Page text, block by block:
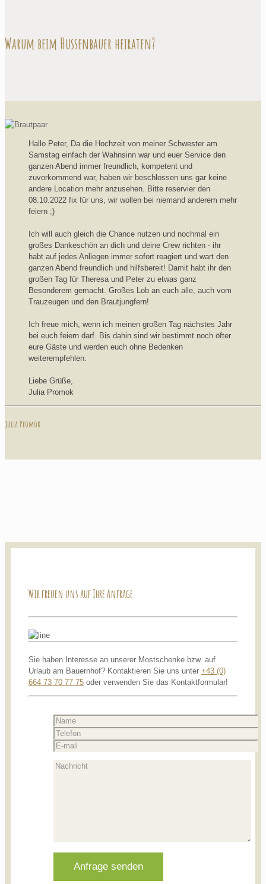
Warum beim Hussenbauer heiraten?
Hallo Peter, Da die Hochzeit von meiner Schwester am
Samstag einfach der Wahnsinn war und euer Service den
ganzen Abend immer freundlich, kompetent und
zuvorkommend war, haben wir beschlossen uns gar keine
andere Location mehr anzusehen. Bitte reservier den
08.10.2022 fix für uns, wir wollen bei niemand anderem mehr
feiern ;)
Ich will auch gleich die Chance nutzen und nochmal ein
großes Dankeschön an dich und deine Crew richten - ihr
habt auf jedes Anliegen immer sofort reagiert und wart den
ganzen Abend freundlich und hilfsbereit! Damit habt ihr den
großen Tag für Theresa und Peter zu etwas ganz
Besonderem gemacht. Großes Lob an euch alle, auch vom
Trauzeugen und den Brautjungfern!
Ich freue mich, wenn ich meinen großen Tag nächstes Jahr
bei euch feiern darf. Bis dahin sind wir bestimmt noch öfter
eure Gäste und werden euch ohne Bedenken
weiterempfehlen.
Liebe Grüße,
Julia Promok
Julia Promok
Wir freuen uns auf Ihre Anfrage
Sie haben Interesse an unserer Mostschenke bzw. auf
Urlaub am Bauernhof? Kontaktieren Sie uns unter +43 (0)
664 73 70 77 75 oder verwenden Sie das Kontaktformular!